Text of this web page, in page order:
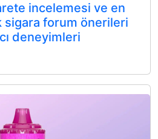
incelemesi ve en
forum önerileri
deneyimleri